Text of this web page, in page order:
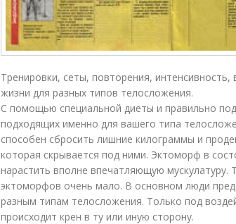
Тренировки, сеты, повторения,
жизни для разных типов телосложения.
С помощью специальной диеты и правильно
подходящих именно для вашего типа
способен сбросить лишние килограммы и
которая скрывается под ними. Эктоморф в
нарастить вполне впечатляющую
эктоморфов очень мало. В основном люди
разным типам телосложения. Только под
происходит крен в ту или иную сторону.